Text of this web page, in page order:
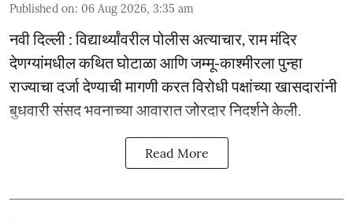
Published on: 06 Aug 2026, 3:35 am
नवी दिल्ली : विद्यार्थ्यांवरील पोलीस अत्याचार, राम मंदिर
देणग्यांमधील कथित घोटाळा आणि जम्मू-काश्मीरला पुन्हा
राज्याचा दर्जा देण्याची मागणी करत विरोधी पक्षांच्या खासदारांनी
बुधवारी संसद भवनाच्या आवारात जोरदार निदर्शने केली.
Read More